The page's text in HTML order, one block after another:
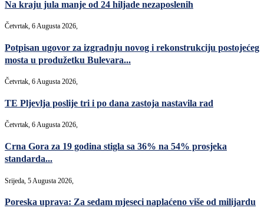
Na kraju jula manje od 24 hiljade nezaposlenih
Četvrtak, 6 Augusta 2026,
Potpisan ugovor za izgradnju novog i rekonstrukciju postojećeg
mosta u produžetku Bulevara...
Četvrtak, 6 Augusta 2026,
TE Pljevlja poslije tri i po dana zastoja nastavila rad
Četvrtak, 6 Augusta 2026,
Crna Gora za 19 godina stigla sa 36% na 54% prosjeka
standarda...
Srijeda, 5 Augusta 2026,
Poreska uprava: Za sedam mjeseci naplaćeno više od milijardu